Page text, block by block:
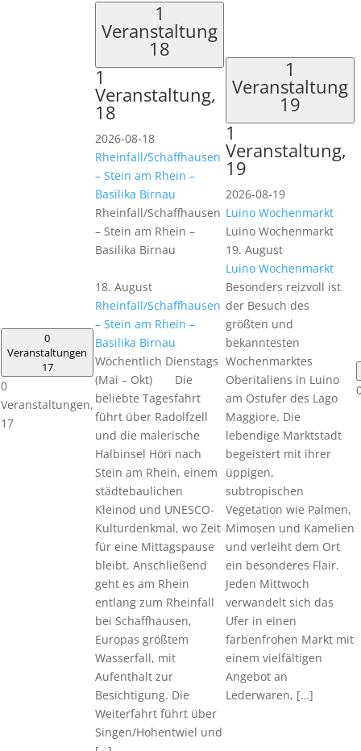
0
Veranstaltungen
17
0
Veranstaltungen,
17
1
Veranstaltung
18
1
Veranstaltung,
18
2026-08-18
Rheinfall/Schaffhausen
– Stein am Rhein –
Basilika Birnau
Rheinfall/Schaffhausen
– Stein am Rhein –
Basilika Birnau
18. August
Rheinfall/Schaffhausen
– Stein am Rhein –
Basilika Birnau
Wöchentlich Dienstags
(Mai – Okt) Die
beliebte Tagesfahrt
führt über Radolfzell
und die malerische
Halbinsel Höri nach
Stein am Rhein, einem
städtebaulichen
Kleinod und UNESCO-
Kulturdenkmal, wo Zeit
für eine Mittagspause
bleibt. Anschließend
geht es am Rhein
entlang zum Rheinfall
bei Schaffhausen,
Europas größtem
Wasserfall, mit
Aufenthalt zur
Besichtigung. Die
Weiterfahrt führt über
Singen/Hohentwiel und
1
Veranstaltung
19
1
Veranstaltung,
19
2026-08-19
Luino Wochenmarkt
Luino Wochenmarkt
19. August
Luino Wochenmarkt
Besonders reizvoll ist
der Besuch des
größten und
bekanntesten
Wochenmarktes
Oberitaliens in Luino
am Ostufer des Lago
Maggiore. Die
lebendige Marktstadt
begeistert mit ihrer
üppigen,
subtropischen
Vegetation wie Palmen,
Mimosen und Kamelien
und verleiht dem Ort
ein besonderes Flair.
Jeden Mittwoch
verwandelt sich das
Ufer in einen
farbenfrohen Markt mit
einem vielfältigen
Angebot an
Lederwaren, […]